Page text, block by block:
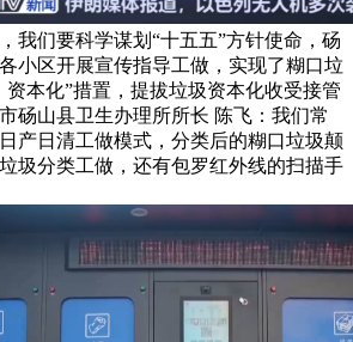
我们要科学谋划“十五五”方针使命，砀
小区开展宣传指导工做，实现了糊口垃
资本化”措置，提拔垃圾资本化收受接管
砀山县卫生办理所所长 陈飞：我们常
产日清工做模式，分类后的糊口垃圾颠
圾分类工做，还有包罗红外线的扫描手